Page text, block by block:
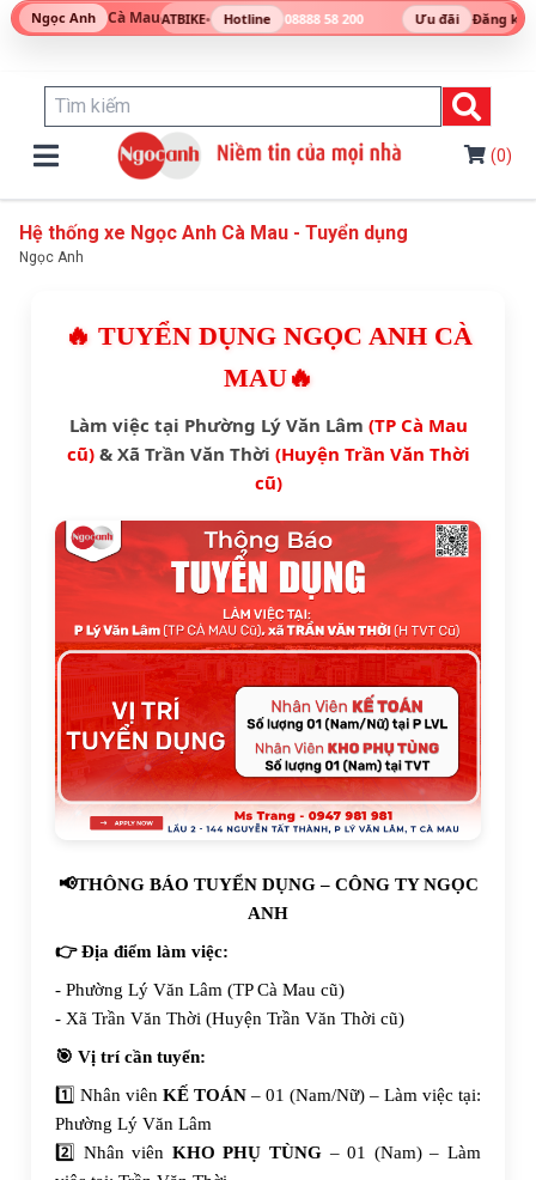
(0)
Hệ thống xe Ngọc Anh Cà Mau - Tuyển dụng
Ngọc Anh
🔥 TUYỂN DỤNG NGỌC ANH CÀ
MAU🔥
Làm việc tại Phường Lý Văn Lâm (TP Cà Mau
cũ)& Xã Trần Văn Thời (Huyện Trần Văn Thời
cũ)
📢THÔNG BÁO TUYỂN DỤNG – CÔNG TY NGỌC
ANH
👉 Địa điểm làm việc:
- Phường Lý Văn Lâm (TP Cà Mau cũ)
- Xã Trần Văn Thời (Huyện Trần Văn Thời cũ)
🎯 Vị trí cần tuyển:
1️⃣ Nhân viên KẾ TOÁN – 01 (Nam/Nữ) – Làm việc tại:
Phường Lý Văn Lâm
2️⃣ Nhân viên KHO PHỤ TÙNG – 01 (Nam) – Làm
Ngọc Anh Cà Mau
KYMCO • ESPERO • DATBIKE• Hotline 08888 58 200 Ưu đãi Đăng ký